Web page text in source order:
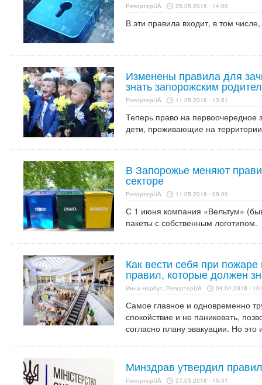
РепортерUA 25.05.2018 - 14:00
В эти правила входит, в том
Изменены правила для
знать запорожским
РепортерUA 11.05.2018 - 13:51
Теперь право на
дети, проживающие на
В Запорожье меняют
секторе
РепортерUA 11.05.2018 - 09:00
С 1 июня компания «Вельтум»
пакеты с собственным логотипом.
Как вести себя при
правил, которые должен
Инна Нарбут, РепортерUA 04.04.2018 -
Самое главное и одновременно
спокойствие и не паниковать,
согласно плану эвакуации. Но
Минздрав утвердил
РепортерUA 27.03.2018 - 15:41